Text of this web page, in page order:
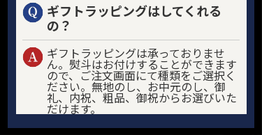
ギフトラッピングはしてくれる
の？
ギフトラッピングは承っておりませ
ん。熨斗はお付けすることができます
ので、ご注文画面にて種類をご選択く
ださい。無地のし、お中元のし、御
礼、内祝、粗品、御祝からお選びいた
だけます。